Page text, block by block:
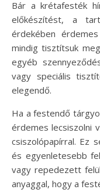
Bár a krétafesték
előkészítést, a
érdekében
mindig tisztítsuk
egyéb
vagy speciális
elegendő.
Ha a festendő
érdemes lecsiszolni
csiszolópapírral. Ez
és egyenletesebb
vagy repedezett
anyaggal, hogy a